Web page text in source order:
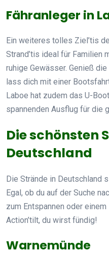
Fähranleger in
Ein weiteres tolles Ziel’tis
Strand’tis ideal für Familien
ruhige Gewässer. Genieß
lass dich mit einer
Laboe hat zudem das U-
spannenden Ausflug für die
Die schönsten
Deutschland
Die Strände in Deutschland
Egal, ob du auf der Suche
zum Entspannen oder
Action’tilt, du wirst fündig!
Warnemünde